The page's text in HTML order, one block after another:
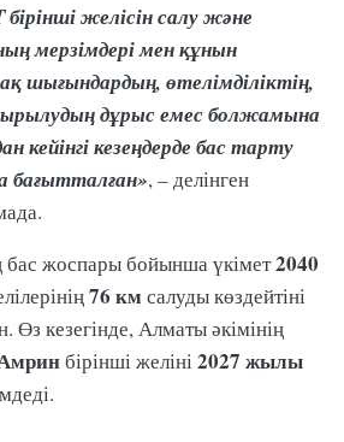
желісін салу және
мерзімдері мен құнын
шығындардың, өтелімділіктің,
дұрыс емес болжамына
кейінгі кезеңдерде бас тарту
бағытталған», – делінген
бас жоспары бойынша үкімет2040
76 км салуды көздейтіні
Өз кезегінде, Алматы әкімінің
бірінші желіні2027 жылы